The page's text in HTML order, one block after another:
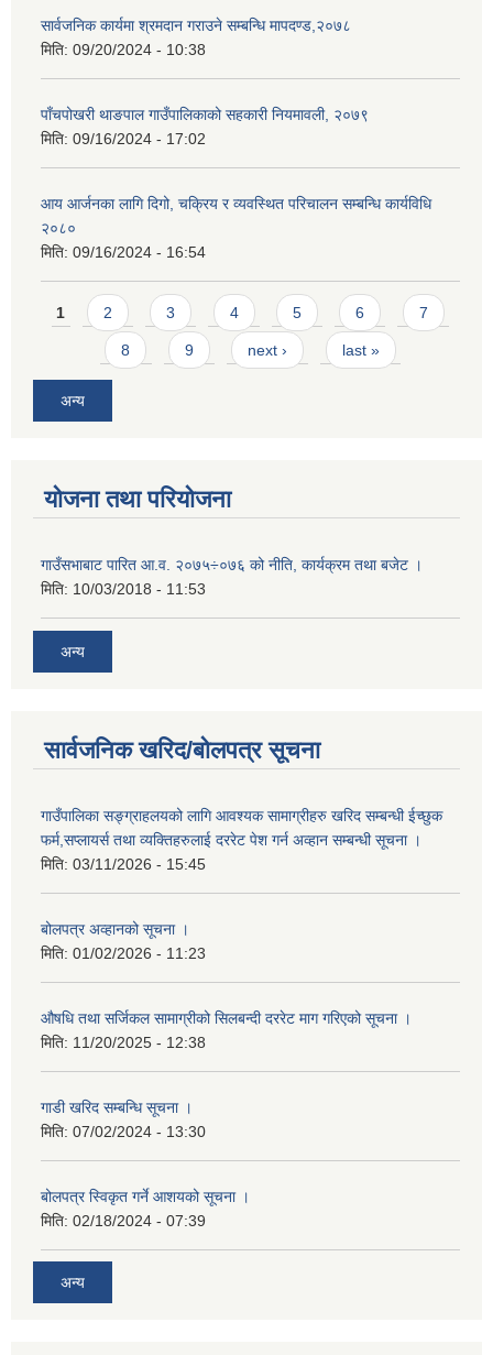
सार्वजनिक कार्यमा श्रमदान गराउने सम्बन्धि मापदण्ड,२०७८
मिति: 09/20/2024 - 10:38
पाँचपोखरी थाङपाल गाउँपालिकाको सहकारी नियमावली, २०७९
मिति: 09/16/2024 - 17:02
आय आर्जनका लागि दिगो, चक्रिय र व्यवस्थित परिचालन सम्बन्धि कार्यविधि
२०८०
मिति: 09/16/2024 - 16:54
Pages
1 2 3 4 5 6 7
8 9 next › last »
अन्य
योजना तथा परियोजना
गाउँसभाबाट पारित आ.व. २०७५÷०७६ को नीति, कार्यक्रम तथा बजेट ।
मिति: 10/03/2018 - 11:53
अन्य
सार्वजनिक खरिद/बोलपत्र सूचना
गाउँपालिका सङ्ग्राहलयको लागि आवश्यक सामाग्रीहरु खरिद सम्बन्धी ईच्छुक
फर्म,सप्लायर्स तथा व्यक्तिहरुलाई दररेट पेश गर्न अव्हान सम्बन्धी सूचना ।
मिति: 03/11/2026 - 15:45
बोलपत्र अव्हानको सूचना ।
मिति: 01/02/2026 - 11:23
औषधि तथा सर्जिकल सामाग्रीको सिलबन्दी दररेट माग गरिएको सूचना ।
मिति: 11/20/2025 - 12:38
गाडी खरिद सम्बन्धि सूचना ।
मिति: 07/02/2024 - 13:30
बोलपत्र स्विकृत गर्ने आशयको सूचना ।
मिति: 02/18/2024 - 07:39
अन्य